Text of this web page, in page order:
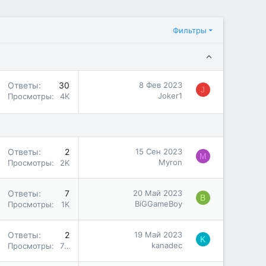
Фильтры
Ответы 30
Просмотры 4K
8 Фев 2023
Joker1
J
Ответы 2
Просмотры 2K
15 Сен 2023
Myron
M
Ответы 7
Просмотры 1K
20 Май 2023
BiGGameBoy
B
Ответы 2
Просмотры 723
19 Май 2023
kanadec
K